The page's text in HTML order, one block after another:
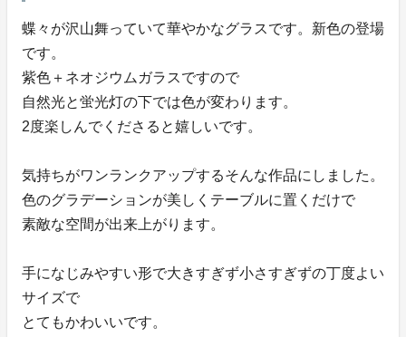
蝶々が沢山舞っていて華やかなグラスです。新色の登場
です。
紫色＋ネオジウムガラスですので
自然光と蛍光灯の下では色が変わります。
2度楽しんでくださると嬉しいです。
気持ちがワンランクアップするそんな作品にしました。
色のグラデーションが美しくテーブルに置くだけで
素敵な空間が出来上がります。
手になじみやすい形で大きすぎず小さすぎずの丁度よい
サイズで
とてもかわいいです。